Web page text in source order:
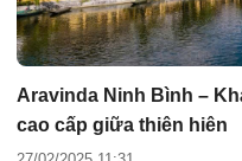
Aravinda Ninh Bình –
cao cấp giữa thiên hiên